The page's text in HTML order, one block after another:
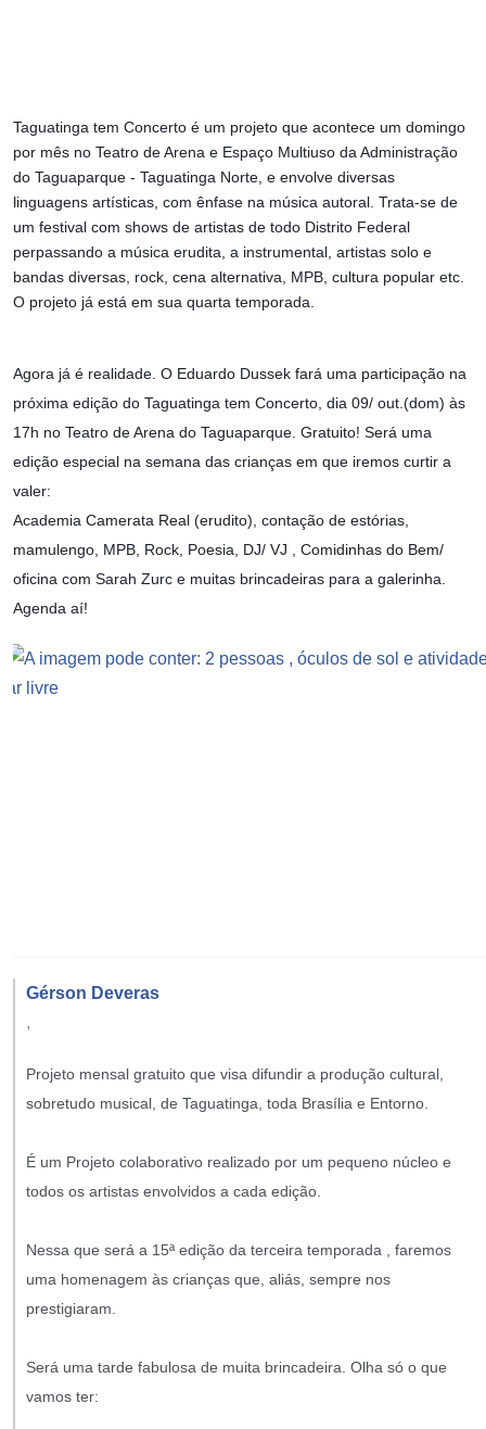
Taguatinga tem Concerto é um projeto que acontece um domingo
por mês no Teatro de Arena e Espaço Multiuso da Administração
do Taguaparque - Taguatinga Norte, e envolve diversas
linguagens artísticas, com ênfase na música autoral. Trata-se de
um festival com shows de artistas de todo Distrito Federal
perpassando a música erudita, a instrumental, artistas solo e
bandas diversas, rock, cena alternativa, MPB, cultura popular etc.
O projeto já está em sua quarta temporada.
Agora já é realidade. O Eduardo Dussek fará uma participação na
próxima edição do Taguatinga tem Concerto, dia 09/ out.(dom) às
17h no Teatro de Arena do Taguaparque. Gratuito! Será uma
edição especial na semana das crianças em que iremos curtir a
valer:
Academia Camerata Real (erudito), contação de estórias,
mamulengo, MPB, Rock, Poesia, DJ/ VJ , Comidinhas do Bem/
oficina com Sarah Zurc e muitas brincadeiras para a galerinha.
Agenda aí!
Gérson Deveras
,
Projeto mensal gratuito que visa difundir a produção cultural,
sobretudo musical, de Taguatinga, toda Brasília e Entorno.
É um Projeto colaborativo realizado por um pequeno núcleo e
todos os artistas envolvidos a cada edição.
Nessa que será a 15ª edição da terceira temporada , faremos
uma homenagem às crianças que, aliás, sempre nos
prestigiaram.
Será uma tarde fabulosa de muita brincadeira. Olha só o que
vamos ter: